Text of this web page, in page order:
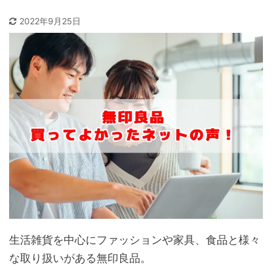
2022年9月25日
生活雑貨を中心にファッションや家具、食品と様々
な取り扱いがある無印良品。